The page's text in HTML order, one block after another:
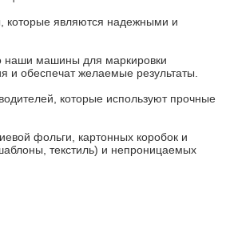
которые являются надежными и
наши машины для маркировки
обеспечат желаемые результаты.
которые используют прочные
фольги, картонных коробок и
текстиль) и непроницаемых